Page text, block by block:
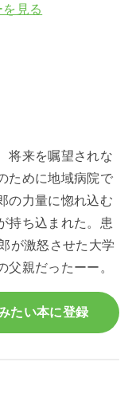
見る
将来を嘱望されな
ために地域病院で
の力量に惚れ込む
持ち込まれた。患
が激怒させた大学
父親だったーー。
たい本に登録